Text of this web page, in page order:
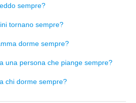
sempre?
tornano sempre?
dorme sempre?
una persona che piange sempre?
chi dorme sempre?